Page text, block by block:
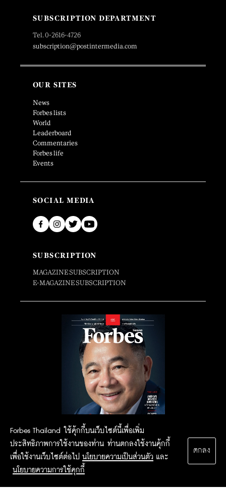
Forbes Thailand ใช้คุ้กกี้บนเว็บไซต์นี้เพื่อเพิ่ม
ประสิทธิภาพการใช้งานของท่าน ท่านตกลงใช้งานคุ้กกี้
เพื่อใช้งานเว็บไซต์ต่อไป นโยบายความเป็นส่วนตัว และ
นโยบายความการใช้คุกกี้
ตกลง
SUBSCRIPTION DEPARTMENT
Tel. 0-2616-4726
subscription@postintermedia.com
OUR SITES
News
Forbes lists
World
Leaderboard
Commentaries
Forbes life
Events
SOCIAL MEDIA
SUBSCRIPTION
MAGAZINE SUBSCRIPTION
E-MAGAZINE SUBSCRIPTION
2015 Forbesthailand.com ALL RIGHTS RESERVED